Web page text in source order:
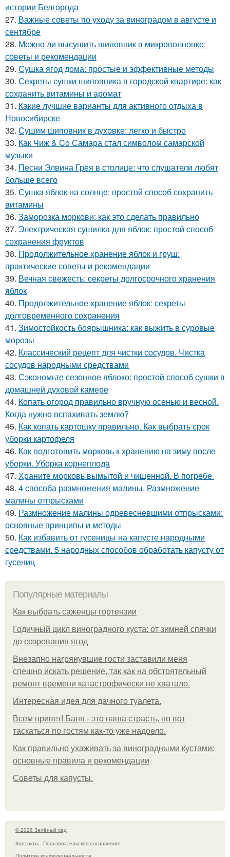
истории Белгорода
27. Важные советы по уходу за виноградом в августе и
сентябре
28. Можно ли высушить шиповник в микроволновке:
советы и рекомендации
29. Сушка ягод дома: простые и эффективные методы
30. Секреты сушки шиповника в городской квартире: как
сохранить витамины и аромат
31. Какие лучшие варианты для активного отдыха в
Новосибирске
32. Сушим шиповник в духовке: легко и быстро
33. Как Чиж & Co Самара стал символом самарской
музыки
34. Песни Элвина Грея в столице: что слушатели любят
больше всего
35. Сушка яблок на солнце: простой способ сохранить
витамины
36. Заморозка моркови: как это сделать правильно
37. Электрическая сушилка для яблок: простой способ
сохранения фруктов
38. Продолжительное хранение яблок и груш:
практические советы и рекомендации
39. Вечная свежесть: секреты долгосрочного хранения
яблок
40. Продолжительное хранение яблок: секреты
долговременного сохранения
41. Зимостойкость боярышника: как выжить в суровые
морозы
42. Классический рецепт для чистки сосудов. Чистка
сосудов народными средствами
43. Сэкономьте сезонное яблоко: простой способ сушки в
домашней духовой камере
44. Копать огород правильно вручную осенью и весной.
Когда нужно вспахивать землю?
45. Как копать картошку правильно. Как выбрать срок
уборки картофеля
46. Как подготовить морковь к хранению на зиму после
уборки. Уборка корнеплода
47. Храните морковь вымытой и чищенной. В погребе
48. 4 способа размножения малины. Размножение
малины отпрысками
49. Размножение малины одревесневшими отпрысками:
основные принципы и методы
50. Как избавить от гусеницы на капусте народными
средствами. 5 народных способов обработать капусту от
гусениц
Популярные материалы
Как выбрать саженцы гортензии
Годичный цикл виноградного куста: от зимней спячки
до созревания ягод
Внезапно нагрянувшие гости заставили меня
спешно искать решение, так как на обстоятельный
ремонт времени катастрофически не хватало.
Интересная идея для дачного туалета.
Всем привет! Баня - это наша страсть, но вот
таскаться по гостям как-то уже надоело.
Как правильно ухаживать за виноградными кустами:
основные правила и рекомендации
Советы для капусты.
© 2026 Зелёный сад
Контакты
Пользовательское соглашение